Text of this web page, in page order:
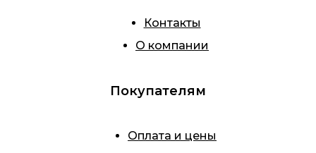
Контакты
О компании
Покупателям
Оплата и цены